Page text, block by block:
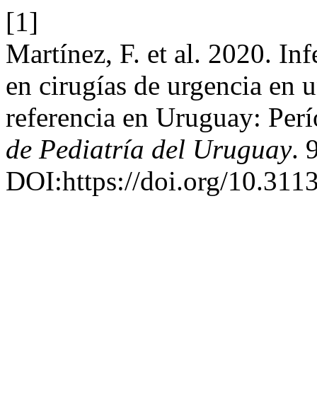
[1]
Martínez, F. et al. 2020.
en cirugías de urgencia en
referencia en Uruguay:
de Pediatría del Uruguay.
DOI:https://doi.org/